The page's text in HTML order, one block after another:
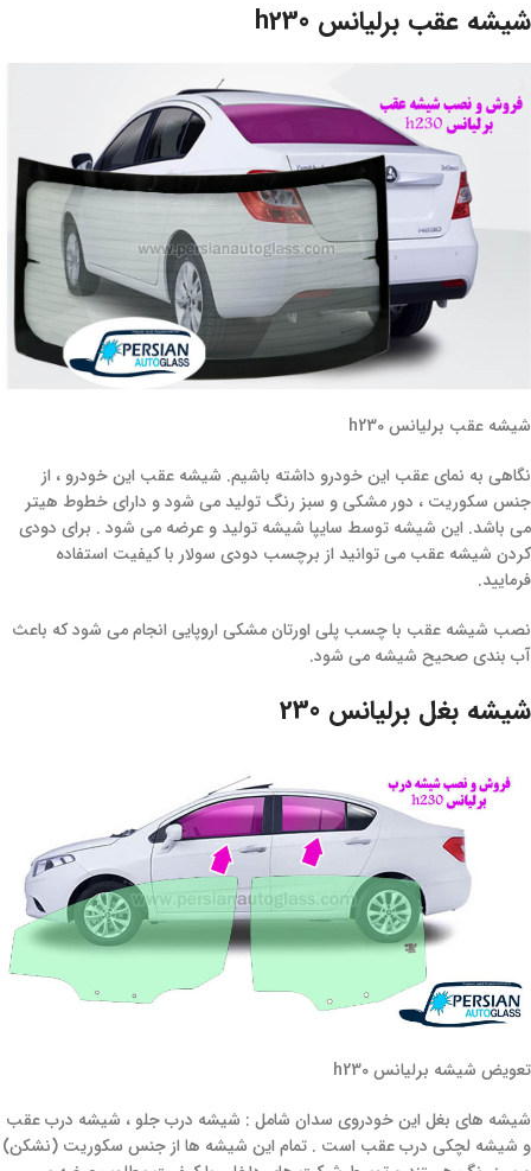
شیشه عقب برلیانس h230
شیشه عقب برلیانس h230
نگاهی به نمای عقب این خودرو داشته باشیم. شیشه عقب این خودرو ، از
جنس سکوریت ، دور مشکی و سبز رنگ تولید می شود و دارای خطوط هیتر
می باشد. این شیشه توسط سایپا شیشه تولید و عرضه می شود . برای دودی
کردن شیشه عقب می توانید از برچسب دودی سولار با کیفیت استفاده
فرمایید.
نصب شیشه عقب با چسب پلی اورتان مشکی اروپایی انجام می شود که باعث
آب بندی صحیح شیشه می شود.
شیشه بغل برلیانس 230
تعویض شیشه برلیانس h230
شیشه های بغل این خودروی سدان شامل : شیشه درب جلو ، شیشه درب عقب
و شیشه لچکی درب عقب است . تمام این شیشه ها از جنس سکوریت (نشکن)